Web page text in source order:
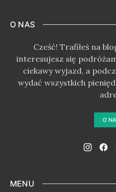
O NAS
Cześć! Trafiłeś na
interesujesz się
ciekawy wyjazd, a
wydać wszystkich
O
MENU